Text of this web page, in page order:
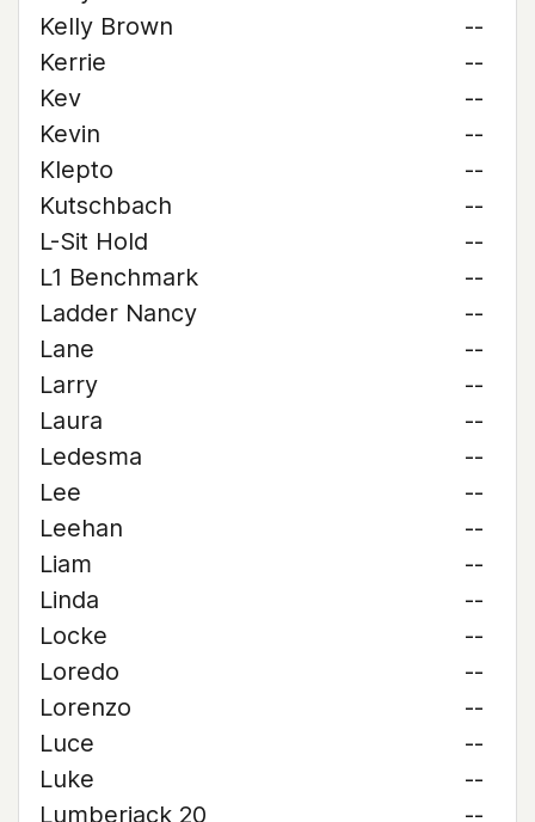
Kelly Brown
--
Kerrie
--
Kev
--
Kevin
--
Klepto
--
Kutschbach
--
L-Sit Hold
--
L1 Benchmark
--
Ladder Nancy
--
Lane
--
Larry
--
Laura
--
Ledesma
--
Lee
--
Leehan
--
Liam
--
Linda
--
Locke
--
Loredo
--
Lorenzo
--
Luce
--
Luke
--
Lumberjack 20
--